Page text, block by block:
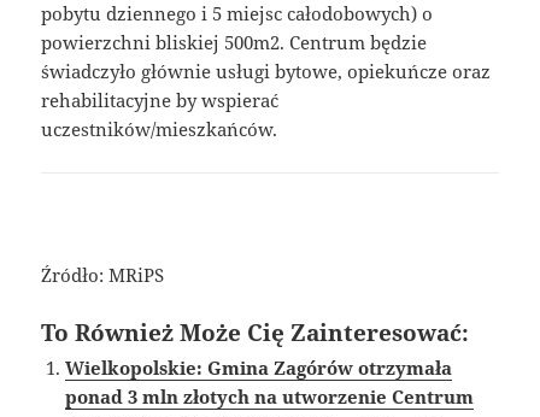
pobytu dziennego i 5 miejsc całodobowych) o
powierzchni bliskiej 500m2. Centrum będzie
świadczyło głównie usługi bytowe, opiekuńcze oraz
rehabilitacyjne by wspierać
uczestników/mieszkańców.
Źródło: MRiPS
To Również Może Cię Zainteresować:
Wielkopolskie: Gmina Zagórów otrzymała
ponad 3 mln złotych na utworzenie Centrum